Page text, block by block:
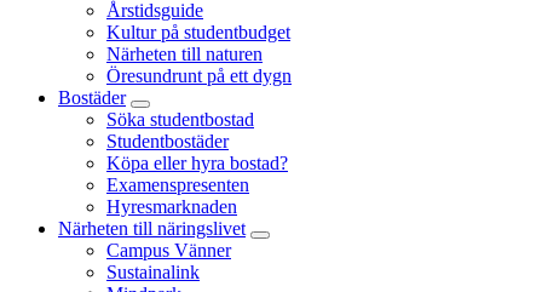
Årstidsguide
Kultur på studentbudget
Närheten till naturen
Öresundrunt på ett dygn
Bostäder
Söka studentbostad
Studentbostäder
Köpa eller hyra bostad?
Examenspresenten
Hyresmarknaden
Närheten till näringslivet
Campus Vänner
Sustainalink